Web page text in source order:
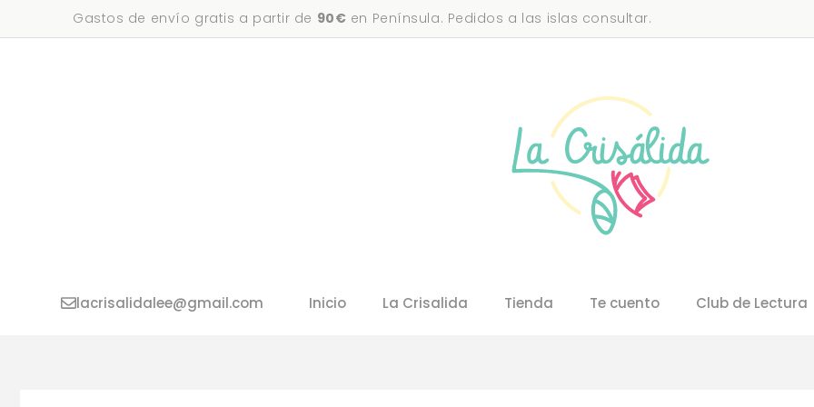
al
Gastos de envío gratis a partir de 90€ en Península. Pedidos a las islas consultar.
Inicio La Crisalida Tienda Te cuento Club de Lectura
lacrisalidalee@gmail.com